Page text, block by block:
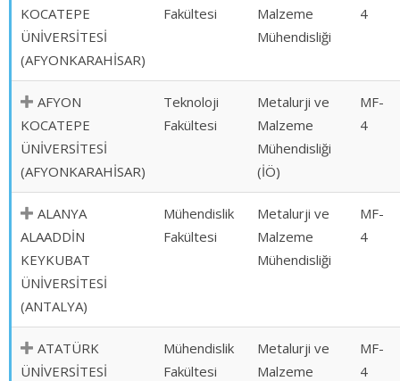
KOCATEPE
ÜNİVERSİTESİ
(AFYONKARAHİSAR)
Fakültesi
Malzeme
Mühendisliği
4
AFYON
KOCATEPE
ÜNİVERSİTESİ
(AFYONKARAHİSAR)
Teknoloji
Fakültesi
Metalurji ve
Malzeme
Mühendisliği
(İÖ)
MF-
4
ALANYA
ALAADDİN
KEYKUBAT
ÜNİVERSİTESİ
(ANTALYA)
Mühendislik
Fakültesi
Metalurji ve
Malzeme
Mühendisliği
MF-
4
ATATÜRK
ÜNİVERSİTESİ
Mühendislik
Fakültesi
Metalurji ve
Malzeme
MF-
4